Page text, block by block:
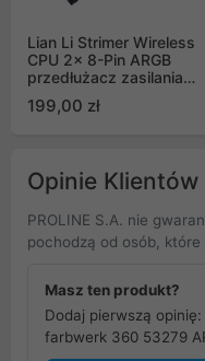
Lian Li Strimer Wireless
CPU 2x 8-Pin ARGB
przedłużacz zasilania
procesora (PW8-1W-
CPU)
199,00 zł
Opinie Klientów
PROLINE S.A. nie
pochodzą od osób, które
Masz ten produkt?
Dodaj pierwszą
farbwerk 360 53279